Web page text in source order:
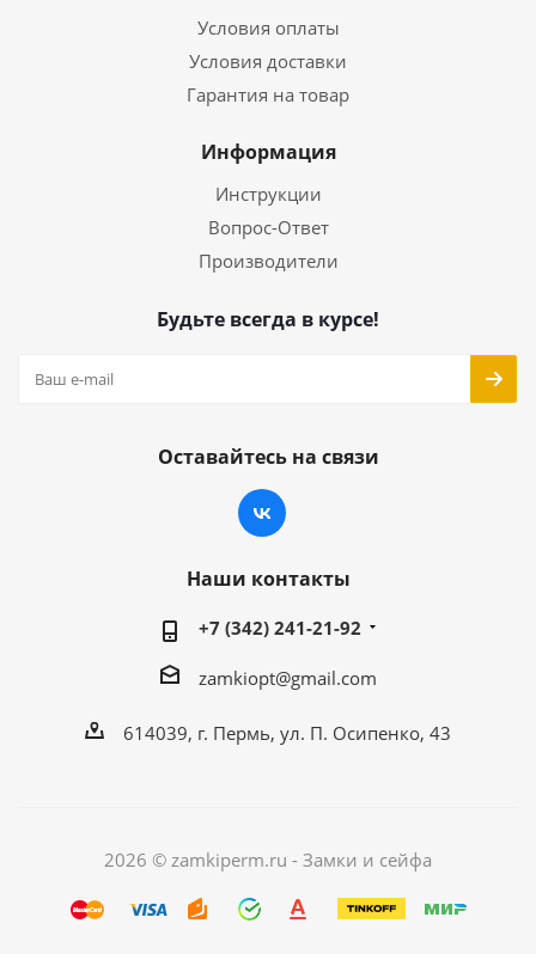
Условия оплаты
Условия доставки
Гарантия на товар
Информация
Инструкции
Вопрос-Ответ
Производители
Будьте всегда в курсе!
Оставайтесь на связи
Наши контакты
+7 (342) 241-21-92
zamkiopt@gmail.com
614039, г. Пермь, ул. П. Осипенко, 43
2026 © zamkiperm.ru - Замки и сейфа